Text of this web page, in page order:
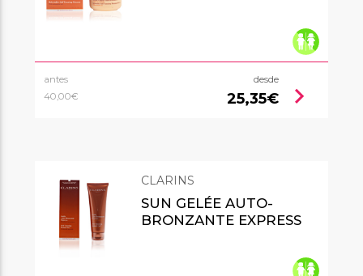
antes
40,00€
desde
25,35€ chevron_right
CLARINS
SUN GELÉE AUTO-
BRONZANTE EXPRESS